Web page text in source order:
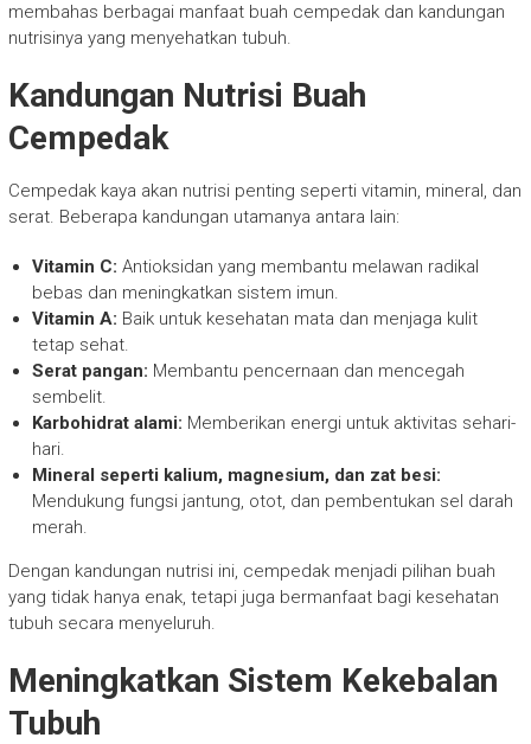
membahas berbagai manfaat buah cempedak dan kandungan
nutrisinya yang menyehatkan tubuh.
Kandungan Nutrisi Buah
Cempedak
Cempedak kaya akan nutrisi penting seperti vitamin, mineral, dan
serat. Beberapa kandungan utamanya antara lain:
Vitamin C: Antioksidan yang membantu melawan radikal
bebas dan meningkatkan sistem imun.
Vitamin A: Baik untuk kesehatan mata dan menjaga kulit
tetap sehat.
Serat pangan: Membantu pencernaan dan mencegah
sembelit.
Karbohidrat alami: Memberikan energi untuk aktivitas sehari-
hari.
Mineral seperti kalium, magnesium, dan zat besi:
Mendukung fungsi jantung, otot, dan pembentukan sel darah
merah.
Dengan kandungan nutrisi ini, cempedak menjadi pilihan buah
yang tidak hanya enak, tetapi juga bermanfaat bagi kesehatan
tubuh secara menyeluruh.
Meningkatkan Sistem Kekebalan
Tubuh